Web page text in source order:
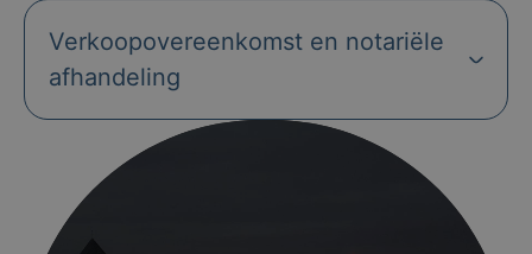
Verkoopovereenkomst en notariële
afhandeling